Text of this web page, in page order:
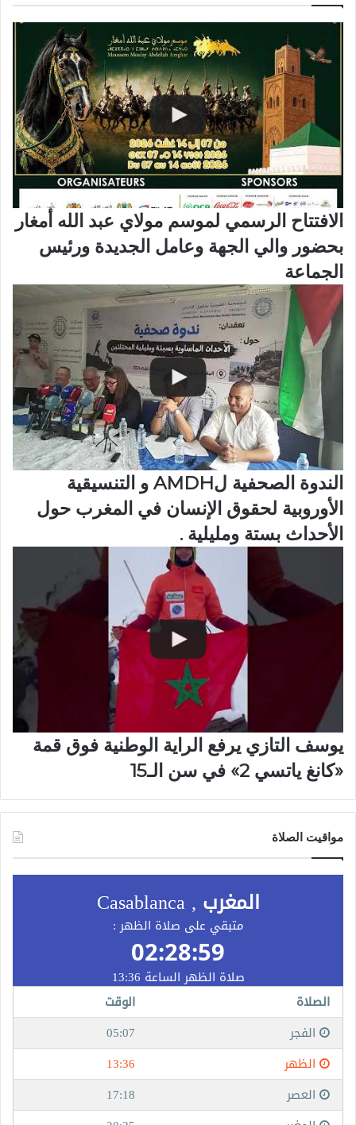
الافتتاح الرسمي لموسم مولاي عبد الله أمغار
بحضور والي الجهة وعامل الجديدة ورئيس
الجماعة
الندوة الصحفية لAMDH و التنسيقية
الأوروبية لحقوق الإنسان في المغرب حول
الأحداث بستة ومليلية .
يوسف التازي يرفع الراية الوطنية فوق قمة
«كانغ ياتسي 2» في سن الـ15
مواقيت الصلاة